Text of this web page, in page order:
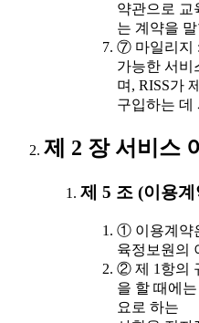
약관으로 교
는 계약을
⑦ 마일리지
가능한 서비
며, RISS가
구입하는 데
제 2 장 서비스
제 5 조 (이용
① 이용계약
육정보원의
② 제 1항의
을 할 때에
요로 하는